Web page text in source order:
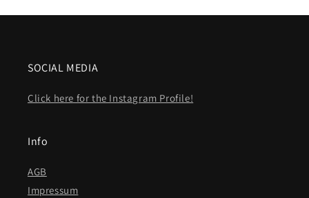
SOCIAL MEDIA
Click here for the Instagram Profile!
Info
AGB
Impressum